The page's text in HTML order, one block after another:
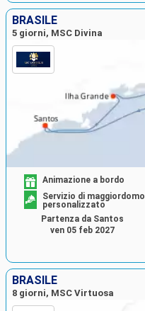
BRASILE
5 giorni, MSC Divina
Animazione a bordo
Servizio di maggiordomo
personalizzato
Partenza da Santos
ven 05 feb 2027
BRASILE
8 giorni, MSC Virtuosa